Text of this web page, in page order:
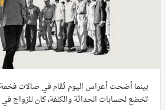
بينما أضحت أعراس اليوم تُقام في صالات
تخضع لحسابات الحداثة والكلفة، كان للزواج